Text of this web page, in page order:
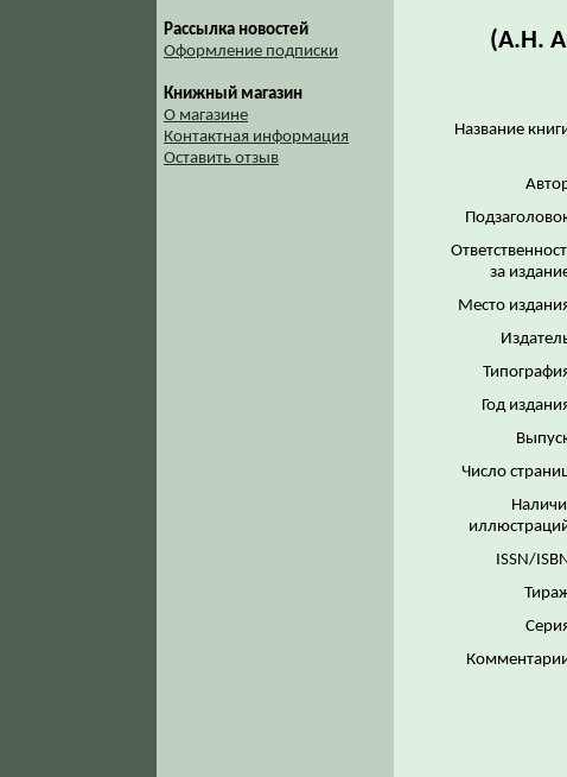
Рассылка новостей
Оформление подписки
Книжный магазин
О магазине
Контактная информация
Оставить отзыв
(А.Н.
Название
за
Место
Год
Число
ISSN/